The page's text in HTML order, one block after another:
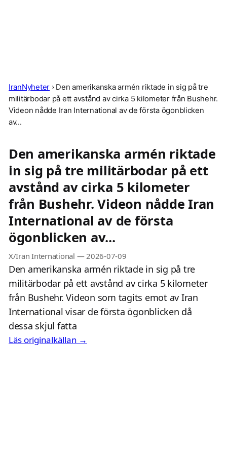
IranNyheter › Den amerikanska armén riktade in sig på tre
militärbodar på ett avstånd av cirka 5 kilometer från Bushehr.
Videon nådde Iran International av de första ögonblicken
av...
Den amerikanska armén riktade
in sig på tre militärbodar på ett
avstånd av cirka 5 kilometer
från Bushehr. Videon nådde Iran
International av de första
ögonblicken av...
X/Iran International — 2026-07-09
Den amerikanska armén riktade in sig på tre
militärbodar på ett avstånd av cirka 5 kilometer
från Bushehr. Videon som tagits emot av Iran
International visar de första ögonblicken då
dessa skjul fatta
Läs originalkällan →